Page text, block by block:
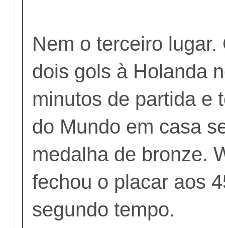
Nem o terceiro
dois gols à Holanda
minutos de partida e
do Mundo em casa
medalha de bronze.
fechou o placar aos
segundo tempo.